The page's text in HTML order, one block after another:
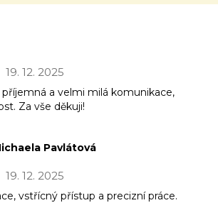
19. 12. 2025
příjemná a velmi milá komunikace,
Za vše děkuji!
Pavlátová
19. 12. 2025
vstřícný přístup a precizní práce.